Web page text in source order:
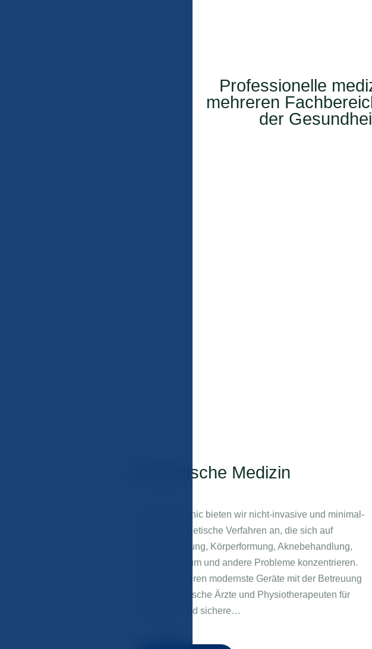
Professionelle
mehreren
der
Ästhetische Medizin
In der JM Clinic bieten wir nicht-invasive und minimal-
invasive ästhetische Verfahren an, die sich auf
Hautverjüngung, Körperformung, Aknebehandlung,
Haarwachstum und andere Probleme konzentrieren.
Wir kombinieren modernste Geräte mit der Betreuung
durch ästhetische Ärzte und Physiotherapeuten für
natürliche und sichere…